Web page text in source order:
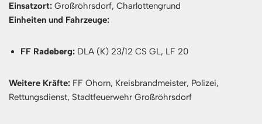
Einsatzort: Großröhrsdorf, Charlottengrund
Einheiten und Fahrzeuge:
FF Radeberg: DLA (K) 23/12 CS GL, LF 20
Weitere Kräfte: FF Ohorn, Kreisbrandmeister, Polizei,
Rettungsdienst, Stadtfeuerwehr Großröhrsdorf